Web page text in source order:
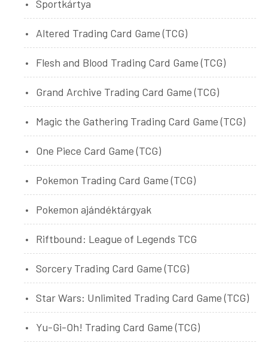
Sportkártya
Altered Trading Card Game (TCG)
Flesh and Blood Trading Card Game (TCG)
Grand Archive Trading Card Game (TCG)
Magic the Gathering Trading Card Game (TCG)
One Piece Card Game (TCG)
Pokemon Trading Card Game (TCG)
Pokemon ajándéktárgyak
Riftbound: League of Legends TCG
Sorcery Trading Card Game (TCG)
Star Wars: Unlimited Trading Card Game (TCG)
Yu-Gi-Oh! Trading Card Game (TCG)